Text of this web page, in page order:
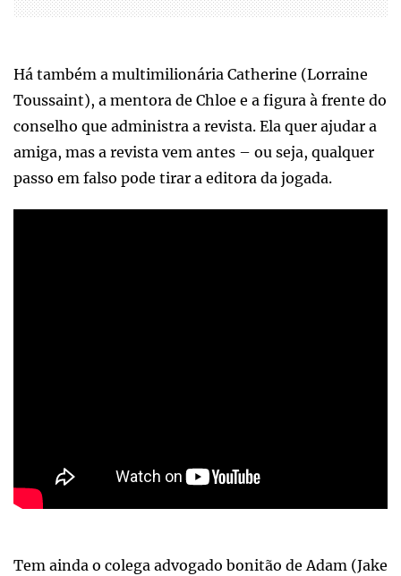
Há também a multimilionária Catherine (Lorraine
Toussaint), a mentora de Chloe e a figura à frente do
conselho que administra a revista. Ela quer ajudar a
amiga, mas a revista vem antes – ou seja, qualquer
passo em falso pode tirar a editora da jogada.
Tem ainda o colega advogado bonitão de Adam (Jake